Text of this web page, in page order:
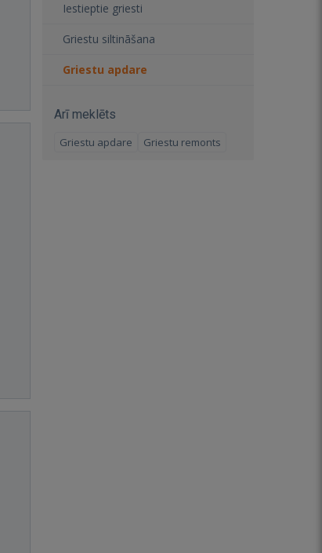
Iestieptie griesti
Griestu siltināšana
Griestu apdare
Arī meklēts
Griestu apdare Griestu remonts